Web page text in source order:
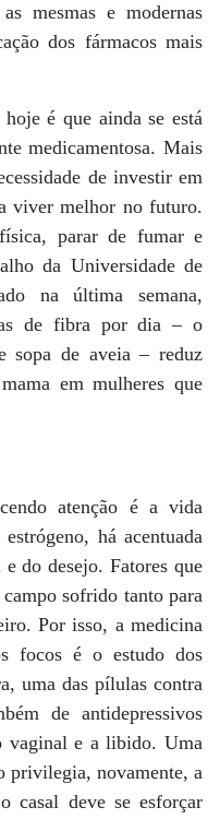
mesmas e modernas
dos fármacos mais
é que ainda se está
medicamentosa. Mais
de investir em
viver melhor no futuro.
parar de fumar e
da Universidade de
na última semana,
de fibra por dia – o
sopa de aveia – reduz
em mulheres que
atenção é a vida
há acentuada
do desejo. Fatores que
sofrido tanto para
Por isso, a medicina
focos é o estudo dos
uma das pílulas contra
de antidepressivos
vaginal e a libido. Uma
privilegia, novamente, a
casal deve se esforçar